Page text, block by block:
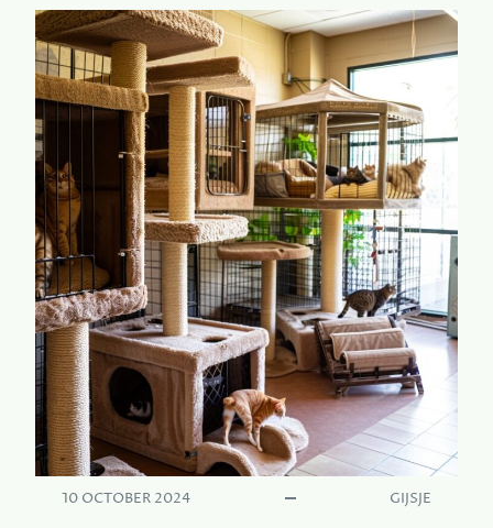
A
N
D
P
E
R
E
T
S
E
N
V
O
E
T
L
M
E
E
R
U
I
T
J
E
B
U
D
G
E
T
:
V
O
O
R
10 OCTOBER 2024 GIJSJE